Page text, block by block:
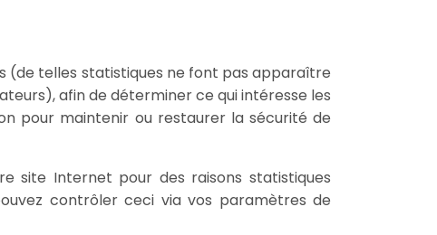
(de telles statistiques ne font pas apparaître
afin de déterminer ce qui intéresse les
pour maintenir ou restaurer la sécurité de
site Internet pour des raisons statistiques
contrôler ceci via vos paramètres de